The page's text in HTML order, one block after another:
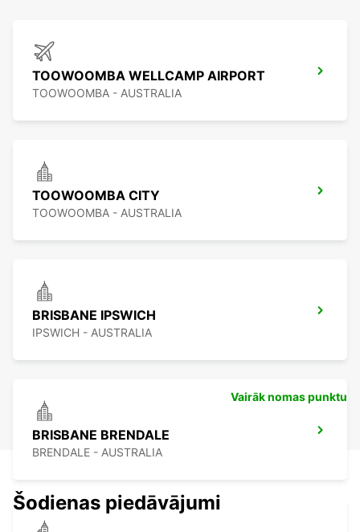
TOOWOOMBA WELLCAMP AIRPORT
TOOWOOMBA - AUSTRALIA
TOOWOOMBA CITY
TOOWOOMBA - AUSTRALIA
BRISBANE IPSWICH
IPSWICH - AUSTRALIA
BRISBANE BRENDALE
BRENDALE - AUSTRALIA
Vairāk nomas punktu
Šodienas piedāvājumi